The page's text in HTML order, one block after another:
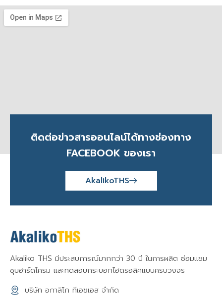
ติดต่อข่าวสารออนไลน์ได้ทางช่องทาง
FACEBOOK ของเรา
AkalikoTHS
Akaliko THS มีประสบการณ์มากกว่า 30 ปี ในการผลิต ซ่อมแซม
ชุบฮาร์ดโครม และทดสอบกระบอกไฮดรอลิคแบบครบวงจร
บริษัท อกาลิโก ทีเอชเอส จำกัด